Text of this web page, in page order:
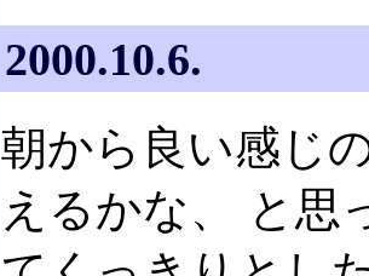
2000.10.6.
朝から良い感じ
えるかな、 と思